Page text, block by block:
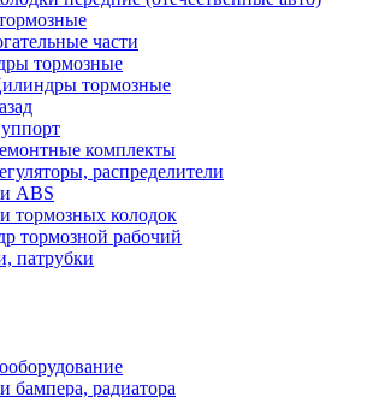
части
тормозные
тормозные
комплекты
распределители
ABS
тормозных колодок
тормозной рабочий
патрубки
бампера, радиатора